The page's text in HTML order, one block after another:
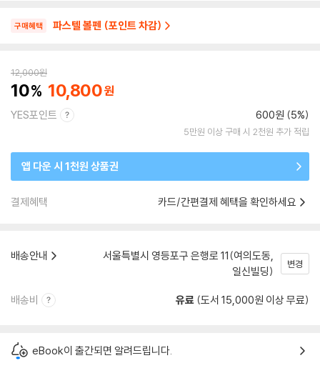
구매혜택 파스텔 볼펜 (포인트 차감)
12,000원
10 10,800
YES포인트 600원 (5%)
5만원 이상 구매 시 2천원 추가 적립
앱 다운 시 1천원 상품권
결제혜택 카드/간편결제 혜택을 확인하세요
배송안내
서울특별시 영등포구 은행로 11(여의도동,
일신빌딩)
변경
배송비 유료 (도서 15,000원 이상 무료)
eBook이 출간되면 알려드립니다.